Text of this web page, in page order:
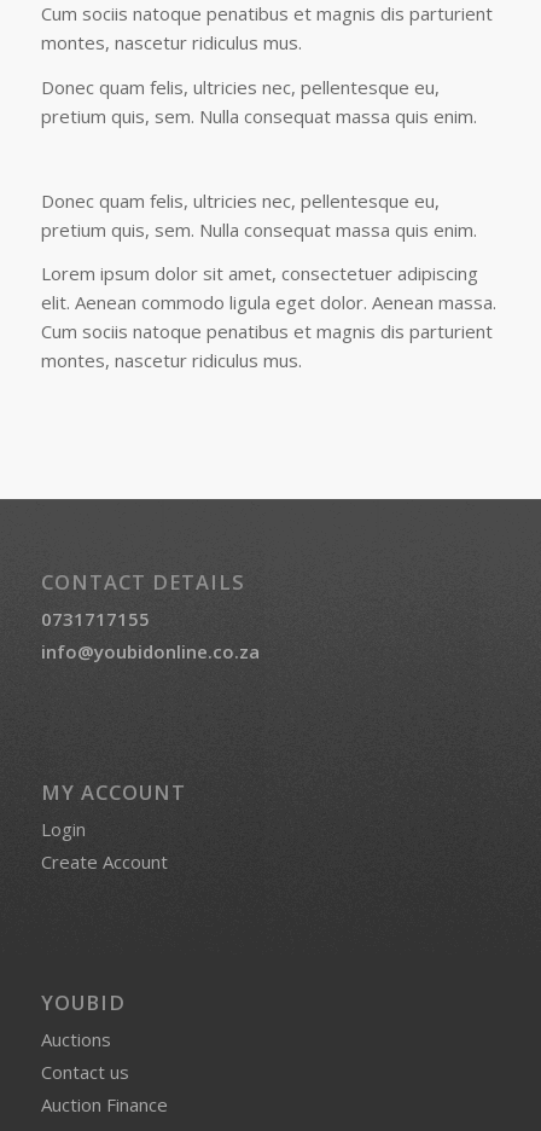
Cum sociis natoque penatibus et magnis dis parturient
montes, nascetur ridiculus mus.
Donec quam felis, ultricies nec, pellentesque eu,
pretium quis, sem. Nulla consequat massa quis enim.
Donec quam felis, ultricies nec, pellentesque eu,
pretium quis, sem. Nulla consequat massa quis enim.
Lorem ipsum dolor sit amet, consectetuer adipiscing
elit. Aenean commodo ligula eget dolor. Aenean massa.
Cum sociis natoque penatibus et magnis dis parturient
montes, nascetur ridiculus mus.
CONTACT DETAILS
0731717155
info@youbidonline.co.za
MY ACCOUNT
Login
Create Account
YOUBID
Auctions
Contact us
Auction Finance